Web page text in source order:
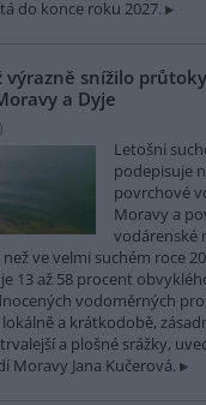
do konce roku 2027.
výrazně snížilo
a Dyje
)
Letošní
podepisuje
povrchové
Moravy a
vodárenské
ve velmi suchém roce
13 až 58 procent
vodoměrných
a krátkodobě,
a plošné srážky,
Moravy Jana Kučerová.